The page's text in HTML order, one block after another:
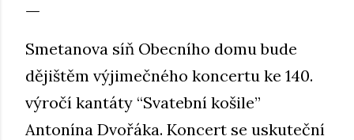
Smetanova síň Obecního domu bude
dějištěm výjimečného koncertu ke 140.
výročí kantáty “Svatební košile”
Antonína Dvořáka. Koncert se uskuteční